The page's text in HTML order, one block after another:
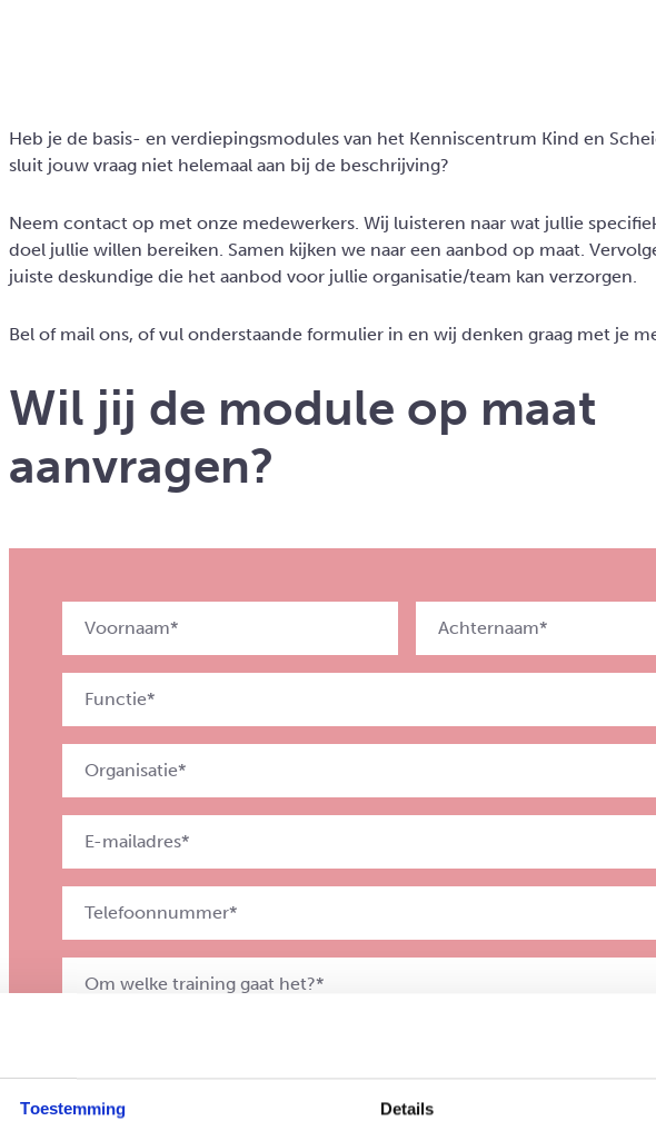
Toestemming Details
Heb je de basis- en verdiepingsmodules van het Kenniscentrum Kind en
sluit jouw vraag niet helemaal aan bij de beschrijving?
Neem contact op met onze medewerkers. Wij luisteren naar wat jullie
doel jullie willen bereiken. Samen kijken we naar een aanbod op maat.
juiste deskundige die het aanbod voor jullie organisatie/team kan verzorgen.
Bel of mail ons, of vul onderstaande formulier in en wij denken graag met je
Wil jij de module op maat
aanvragen?